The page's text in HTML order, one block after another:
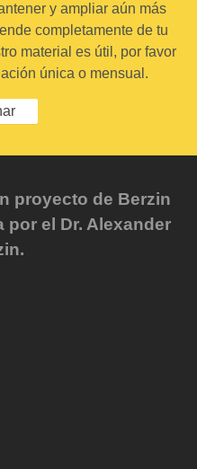
y ampliar aún más
completamente de tu
material es útil, por favor
única o mensual.
proyecto de Berzin
por el Dr. Alexander